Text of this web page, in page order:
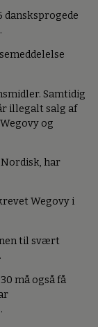
Samtidig
illegalt salg af
og
har
Wegovy i
til svært
må også få